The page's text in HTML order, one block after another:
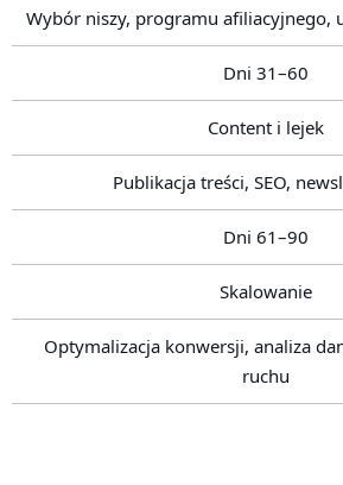
Wybór niszy, programu afiliacyjnego,
Dni 31–60
Content i lejek
Publikacja treści, SEO,
Dni 61–90
Skalowanie
Optymalizacja konwersji, analiza
ruchu